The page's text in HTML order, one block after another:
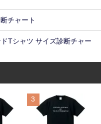
チャート
Tシャツ サイズ診断チャー
3